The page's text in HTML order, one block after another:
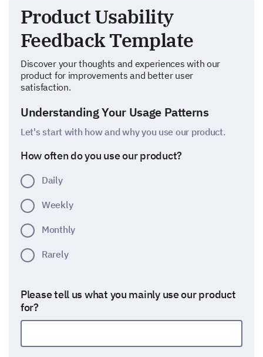
Product Usability
Feedback Template
Discover your thoughts and experiences with our
product for improvements and better user
satisfaction.
Understanding Your Usage Patterns
Let's start with how and why you use our product.
How often do you use our product?
Daily
Weekly
Monthly
Rarely
Please tell us what you mainly use our product
for?